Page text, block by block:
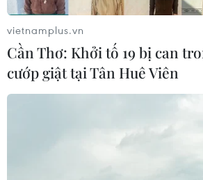
vietnamplus.vn
Cần Thơ: Khởi tố 19 bị can
cướp giật tại Tân Huê Viên